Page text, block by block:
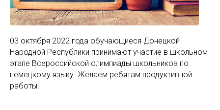
03 октября 2022 года обучающиеся Донецкой
Народной Республики принимают участие в школьном
этапе Всероссийской олимпиады школьников по
немецкому языку. Желаем ребятам продуктивной
работы!